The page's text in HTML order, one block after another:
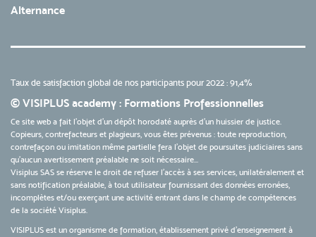
Alternance
Taux de satisfaction global de nos participants pour 2022 : 91,4%
© VISIPLUS academy : Formations Professionnelles
Ce site web a fait l'objet d'un dépôt horodaté auprès d'un huissier de justice.
Copieurs, contrefacteurs et plagieurs, vous êtes prévenus : toute reproduction,
contrefaçon ou imitation même partielle fera l'objet de poursuites judiciaires sans
qu’aucun avertissement préalable ne soit nécessaire...
Visiplus SAS se réserve le droit de refuser l'accès à ses services, unilatéralement et
sans notification préalable, à tout utilisateur fournissant des données erronées,
incomplètes et/ou exerçant une activité entrant dans le champ de compétences
de la société Visiplus.
VISIPLUS est un organisme de formation, établissement privé d’enseignement à